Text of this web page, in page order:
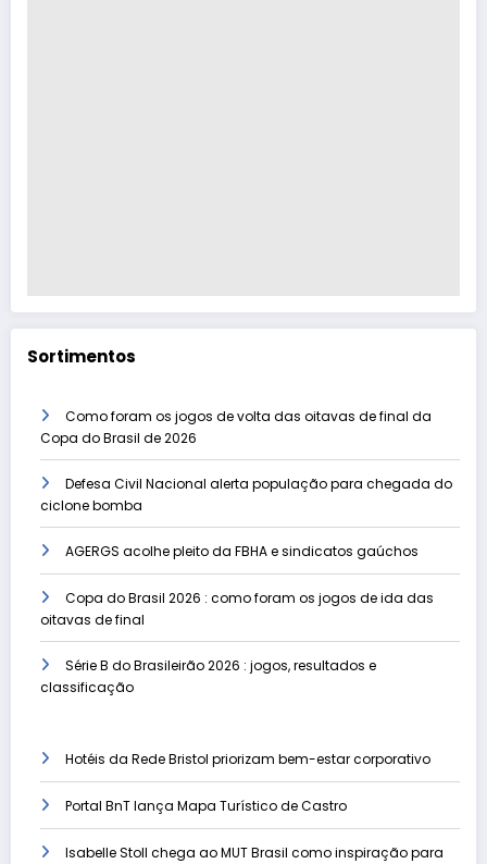
Sortimentos
Como foram os jogos de volta das oitavas de final da
Copa do Brasil de 2026
Defesa Civil Nacional alerta população para chegada do
ciclone bomba
AGERGS acolhe pleito da FBHA e sindicatos gaúchos
Copa do Brasil 2026 : como foram os jogos de ida das
oitavas de final
Série B do Brasileirão 2026 : jogos, resultados e
classificação
Hotéis da Rede Bristol priorizam bem-estar corporativo
Portal BnT lança Mapa Turístico de Castro
Isabelle Stoll chega ao MUT Brasil como inspiração para